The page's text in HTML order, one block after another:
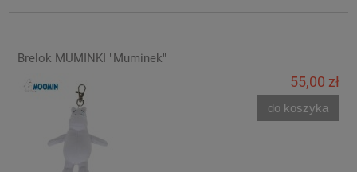
Brelok MUMINKI "Muminek"
55,00 zł
do koszyka